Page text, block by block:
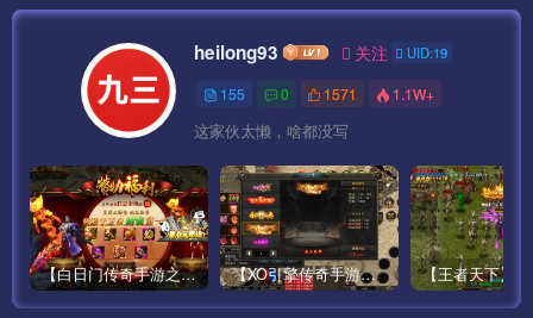
heilong93 关注 UID:19
155 0 1571 1.1W+
这家伙太懒，啥都没写
【白日门传奇手游之鸿蒙王者】攻速特别版大型PK角色扮演类手游最新整理Win手工服务端源码视频教程-安卓 【XO引擎传奇手游之高仿美杜莎】经典XO三端引擎单职业传奇手游最新打包Win服务端源码视频架设教程-魂环-时装-逆天改命-创世圣域-经典复古-安卓PC电脑苹果IOS双端版本！